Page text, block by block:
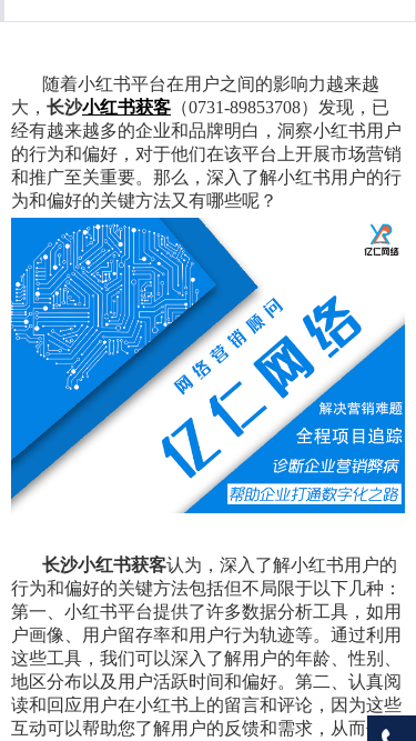
我们
随着小红书平台在用户之间的影响力越来越
大， 长沙小红书获客 （0731-89853708）发现，已
经有越来越多的企业和品牌明白，洞察小红书用户
的行为和偏好，对于他们在该平台上开展市场营销
和推广至关重要。那么，深入了解小红书用户的行
为和偏好的关键方法又有哪些呢？
长沙小红书获客认为，深入了解小红书用户的
行为和偏好的关键方法包括但不局限于以下几种：
第一、小红书平台提供了许多数据分析工具，如用
户画像、用户留存率和用户行为轨迹等。通过利用
这些工具，我们可以深入了解用户的年龄、性别、
地区分布以及用户活跃时间和偏好。第二、认真阅
读和回应用户在小红书上的留言和评论，因为这些
互动可以帮助您了解用户的反馈和需求，从而优化